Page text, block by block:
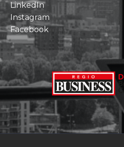
LinkedIn
Instagram
Facebook